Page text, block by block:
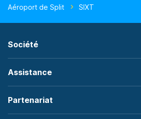
Aéroport de Split
SIXT
Société
Assistance
Partenariat